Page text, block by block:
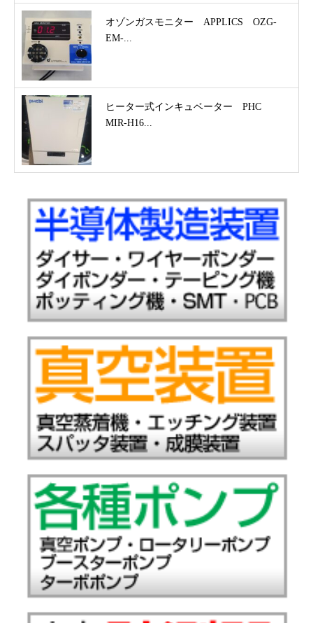
オゾンガスモニター APPLICS OZG-
EM-...
ヒーター式インキュベーター PHC
MIR-H16...